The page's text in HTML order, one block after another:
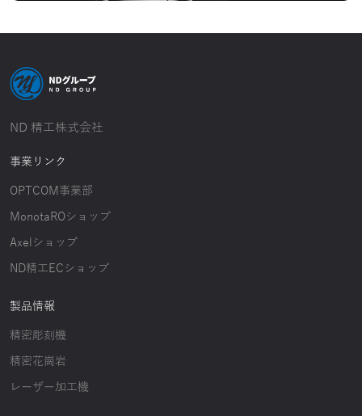
ND 精工株式会社
事業リンク
OPTCOM事業部
MonotaROショップ
Axelショップ
ND精工ECショップ
製品情報
精密彫刻機
精密花崗岩
レーザー加工機